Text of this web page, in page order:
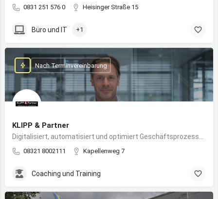
0831 251 576 0 Heisinger Straße 15
Büro und IT +1
KLIPP & Partner
08321 8002111 Kapellenweg 7
Nach Terminvereinbarung
Coaching und Training